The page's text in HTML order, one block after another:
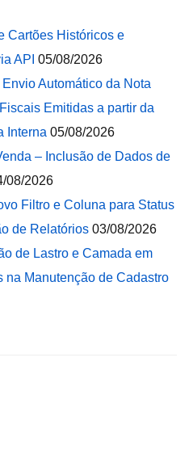
Cartões Históricos e
API 05/08/2026
Automático da Nota
Emitidas a partir da
Interna 05/08/2026
– Inclusão de Dados de
08/2026
Filtro e Coluna para Status
de Relatórios 03/08/2026
de Lastro e Camada em
na Manutenção de Cadastro